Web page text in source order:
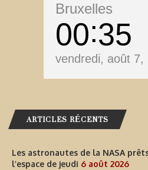
Bruxelles
00 35
vendredi, août 7,
ARTICLES RÉCENTS
Les astronautes de la NASA
l’espace de jeudi 6 août 2026